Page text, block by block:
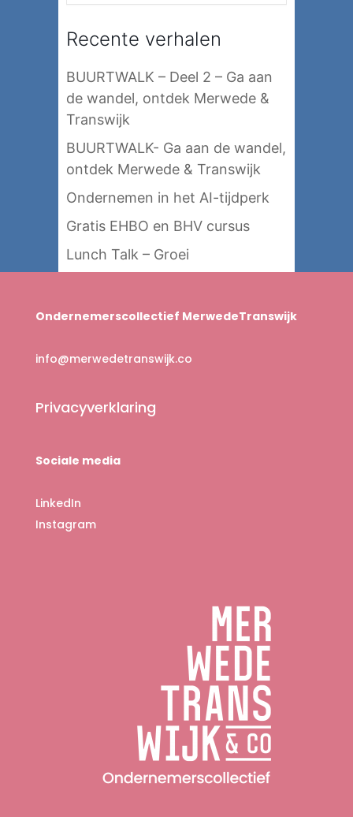
Recente verhalen
BUURTWALK – Deel 2 – Ga aan
de wandel, ontdek Merwede &
Transwijk
BUURTWALK- Ga aan de wandel,
ontdek Merwede & Transwijk
Ondernemen in het AI-tijdperk
Gratis EHBO en BHV cursus
Lunch Talk – Groei
Ondernemerscollectief MerwedeTranswijk
info@merwedetranswijk.co
Privacyverklaring
Sociale media
LinkedIn
Instagram